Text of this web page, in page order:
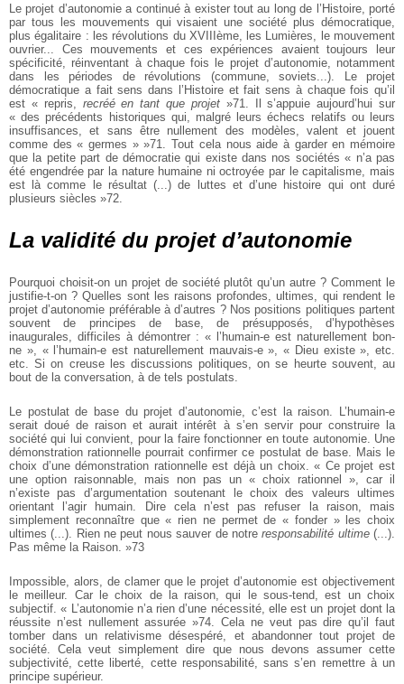
Le projet d’autonomie a continué à exister tout au long de l’Histoire, porté
par tous les mouvements qui visaient une société plus démocratique,
plus égalitaire : les révolutions du XVIIIème, les Lumières, le mouvement
ouvrier... Ces mouvements et ces expériences avaient toujours leur
spécificité, réinventant à chaque fois le projet d’autonomie, notamment
dans les périodes de révolutions (commune, soviets...). Le projet
démocratique a fait sens dans l’Histoire et fait sens à chaque fois qu’il
est « repris, recréé en tant que projet»71. Il s’appuie aujourd’hui sur
« des précédents historiques qui, malgré leurs échecs relatifs ou leurs
insuffisances, et sans être nullement des modèles, valent et jouent
comme des « germes » »71. Tout cela nous aide à garder en mémoire
que la petite part de démocratie qui existe dans nos sociétés « n’a pas
été engendrée par la nature humaine ni octroyée par le capitalisme, mais
est là comme le résultat (...) de luttes et d’une histoire qui ont duré
plusieurs siècles »72.
La validité du projet d’autonomie
Pourquoi choisit-on un projet de société plutôt qu’un autre ? Comment le
justifie-t-on ? Quelles sont les raisons profondes, ultimes, qui rendent le
projet d’autonomie préférable à d’autres ? Nos positions politiques partent
souvent de principes de base, de présupposés, d’hypothèses
inaugurales, difficiles à démontrer : « l’humain-e est naturellement bon-
ne », « l’humain-e est naturellement mauvais-e », « Dieu existe », etc.
etc. Si on creuse les discussions politiques, on se heurte souvent, au
bout de la conversation, à de tels postulats.
Le postulat de base du projet d’autonomie, c’est la raison. L’humain-e
serait doué de raison et aurait intérêt à s’en servir pour construire la
société qui lui convient, pour la faire fonctionner en toute autonomie. Une
démonstration rationnelle pourrait confirmer ce postulat de base. Mais le
choix d’une démonstration rationnelle est déjà un choix. « Ce projet est
une option raisonnable, mais non pas un « choix rationnel », car il
n’existe pas d’argumentation soutenant le choix des valeurs ultimes
orientant l’agir humain. Dire cela n’est pas refuser la raison, mais
simplement reconnaître que « rien ne permet de « fonder » les choix
ultimes (...). Rien ne peut nous sauver de notreresponsabilité ultime(...).
Pas même la Raison. »73
Impossible, alors, de clamer que le projet d’autonomie est objectivement
le meilleur. Car le choix de la raison, qui le sous-tend, est un choix
subjectif. « L’autonomie n’a rien d’une nécessité, elle est un projet dont la
réussite n’est nullement assurée »74. Cela ne veut pas dire qu’il faut
tomber dans un relativisme désespéré, et abandonner tout projet de
société. Cela veut simplement dire que nous devons assumer cette
subjectivité, cette liberté, cette responsabilité, sans s’en remettre à un
principe supérieur.